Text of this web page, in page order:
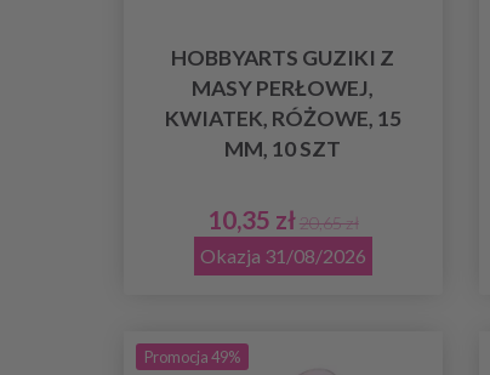
HOBBYARTS GUZIKI Z
MASY PERŁOWEJ,
KWIATEK, RÓŻOWE, 15
MM, 10 SZT
10,35 zł20,65 zł
Okazja 31/08/2026
Promocja 49%